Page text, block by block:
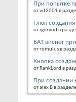
При попытке
от vit2001 в
Глюк
от igorvod в
БАТ виснет
от romulus в
Кнопка
от RankLord в
При создании
от alex B в